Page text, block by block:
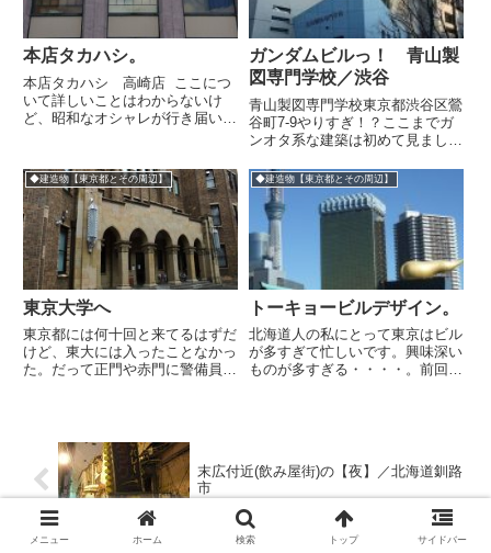
本店タカハシ。
本店タカハシ 高崎店 ここにつ
いて詳しいことはわからないけ
ど、昭和なオシャレが行き届いた
きだから眺めてたら気持ちよくて
吐きそうになる 念のため入
店・・・。うわ...
ガンダムビルっ！ 青山製
図専門学校／渋谷
青山製図専門学校東京都渋谷区鶯
谷町7-9やりすぎ！？ここまでガ
ンオタ系な建築は初めて見まし
ど非常の際に開けたらもっと非常
になるような気が・・・。避雷針
と思われますちなみに渋谷のスク
ランブル交差点から道に迷って
１...
◆建造物【東京都とその周辺】
東京大学へ
東京都には何十回と来てるはずだ
けど、東大には入ったことなかっ
た。だって正門や赤門に警備員い
は一台のママチャリで一掃。後ろ
にちっちゃな子供を乗せたママ
チ...
◆建造物【東京都とその周辺】
トーキョービルデザイン。
北海道人の私にとって東京はビル
が多すぎて忙しいです。興味深い
ものが多すぎる・・・・。前回見
「...
末広付近(飲み屋街)の【夜】／北海道釧路
市
メニュー ホーム 検索 トップ サイドバー